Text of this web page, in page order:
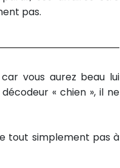
pas.
vous aurez beau lui
« chien », il ne
tout simplement pas à